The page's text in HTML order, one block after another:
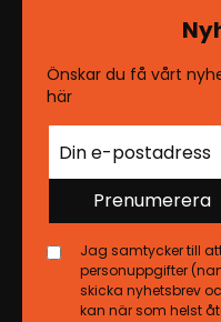
Önskar du få vårt
här
Prenumerera
Jag samtycker till
personuppgifter
skicka nyhetsbrev
kan när som helst